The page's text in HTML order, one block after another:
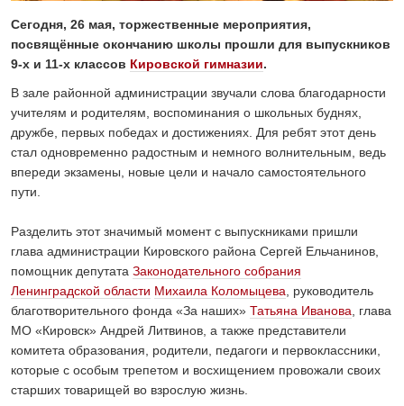
ОБЩЕСТВО
Спрашивали? Отвечаем!
04 АВГУСТА 2026
Сегодня, 26 мая, торжественные мероприятия,
посвящённые окончанию школы прошли для выпускников
9-х и 11-х классов Кировской гимназии.
В зале районной администрации звучали слова благодарности
учителям и родителям, воспоминания о школьных буднях,
дружбе, первых победах и достижениях. Для ребят этот день
стал одновременно радостным и немного волнительным, ведь
впереди экзамены, новые цели и начало самостоятельного
пути.
Разделить этот значимый момент с выпускниками пришли
глава администрации Кировского района Сергей Ельчанинов,
помощник депутата Законодательного собрания
Ленинградской области Михаила Коломыцева , руководитель
благотворительного фонда «Зa наших» Татьяна Иванова , глава
МО «Кировск» Андрей Литвинов, а также представители
комитета образования, родители, педагоги и первоклассники,
которые с особым трепетом и восхищением провожали своих
старших товарищей во взрослую жизнь.